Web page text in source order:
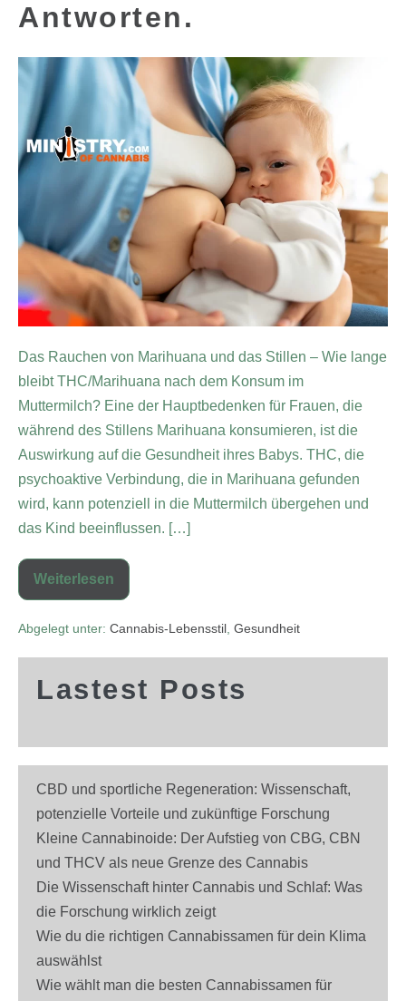
Antworten.
Das Rauchen von Marihuana und das Stillen – Wie lange
bleibt THC/Marihuana nach dem Konsum im
Muttermilch? Eine der Hauptbedenken für Frauen, die
während des Stillens Marihuana konsumieren, ist die
Auswirkung auf die Gesundheit ihres Babys. THC, die
psychoaktive Verbindung, die in Marihuana gefunden
wird, kann potenziell in die Muttermilch übergehen und
das Kind beeinflussen. […]
Weiterlesen
Abgelegt unter: Cannabis-Lebensstil Gesundheit
Lastest Posts
CBD und sportliche Regeneration: Wissenschaft,
potenzielle Vorteile und zukünftige Forschung
Kleine Cannabinoide: Der Aufstieg von CBG, CBN
und THCV als neue Grenze des Cannabis
Die Wissenschaft hinter Cannabis und Schlaf: Was
die Forschung wirklich zeigt
Wie du die richtigen Cannabissamen für dein Klima
auswählst
Wie wählt man die besten Cannabissamen für